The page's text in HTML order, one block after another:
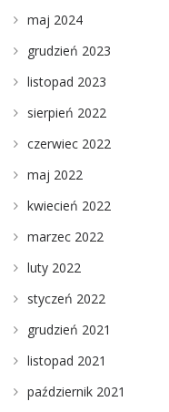
maj 2024
grudzień 2023
listopad 2023
sierpień 2022
czerwiec 2022
maj 2022
kwiecień 2022
marzec 2022
luty 2022
styczeń 2022
grudzień 2021
listopad 2021
październik 2021